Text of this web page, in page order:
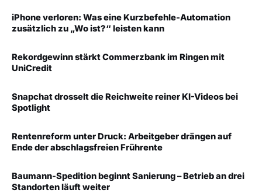
iPhone verloren: Was eine Kurzbefehle-Automation
zusätzlich zu „Wo ist?“ leisten kann
Rekordgewinn stärkt Commerzbank im Ringen mit
UniCredit
Snapchat drosselt die Reichweite reiner KI-Videos bei
Spotlight
Rentenreform unter Druck: Arbeitgeber drängen auf
Ende der abschlagsfreien Frührente
Baumann-Spedition beginnt Sanierung – Betrieb an drei
Standorten läuft weiter